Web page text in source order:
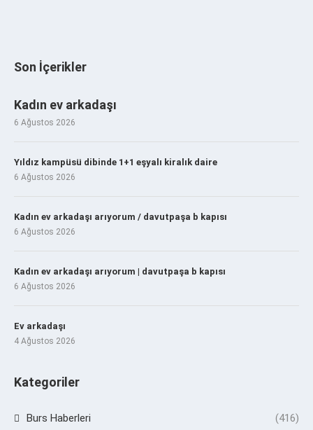
Son İçerikler
Kadın ev arkadaşı
6 Ağustos 2026
Yıldız kampüsü dibinde 1+1 eşyalı kiralık daire
6 Ağustos 2026
Kadın ev arkadaşı arıyorum / davutpaşa b kapısı
6 Ağustos 2026
Kadın ev arkadaşı arıyorum | davutpaşa b kapısı
6 Ağustos 2026
Ev arkadaşı
4 Ağustos 2026
Kategoriler
Burs Haberleri (416)